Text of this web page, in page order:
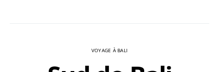
VOYAGE À BALI